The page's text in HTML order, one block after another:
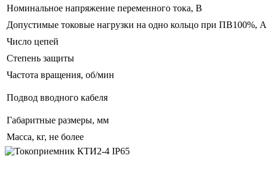
Номинальное напряжение переменного тока, В
Допустимые токовые нагрузки на одно кольцо при ПВ100%, А
Число цепей
Степень защиты
Частота вращения, об/мин
Подвод вводного кабеля
Габаритные размеры, мм
Масса, кг, не более